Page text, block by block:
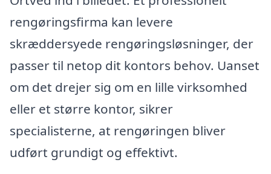
rengøringsfirma kan levere
skræddersyede rengøringsløsninger, der
passer til netop dit kontors behov. Uanset
om det drejer sig om en lille virksomhed
eller et større kontor, sikrer
specialisterne, at rengøringen bliver
udført grundigt og effektivt.